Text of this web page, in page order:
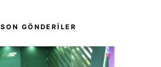
SON GÖNDERİLER